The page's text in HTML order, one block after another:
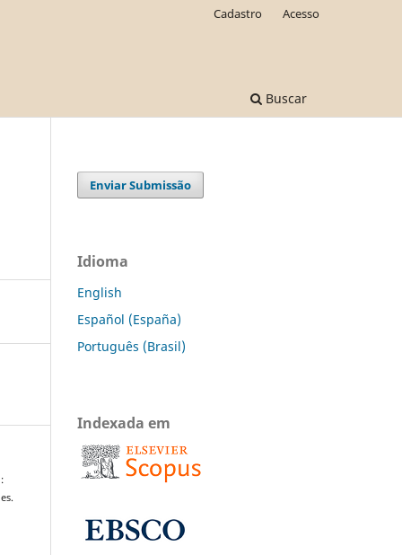
Buscar
Cadastro Acesso
Enviar Submissão
Idioma
English
Español (España)
Português (Brasil)
Indexada em